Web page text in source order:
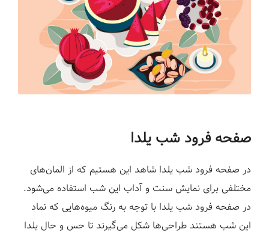
صفحه فرود شب یلدا
در صفحه فرود شب یلدا شاهد این هستیم که از المان‌های
مختلفی برای نمایش سنت و آداب این شب استفاده می‌شود.
در صفحه فرود شب یلدا با توجه به رنگ میوه‌هایی که نماد
این شب هستند طراحی‌ها شکل می‌گیرند تا حس و حال یلدا